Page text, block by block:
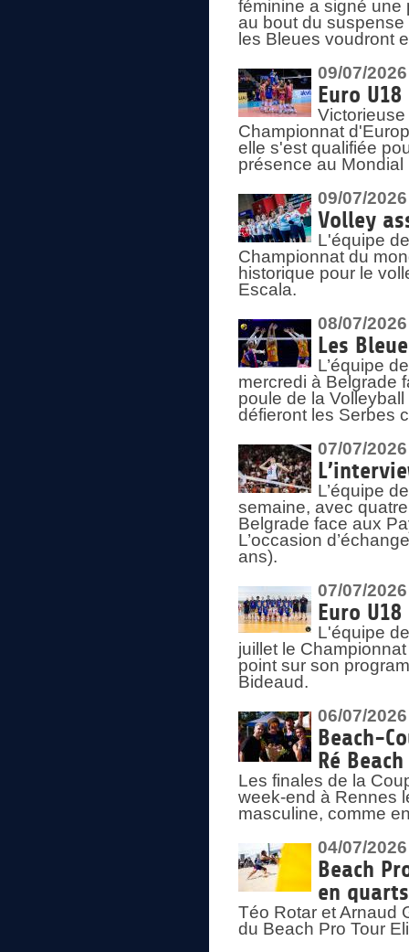
féminine a signé une
au bout du
les Bleues voudront
09/07/2026
Euro
Championnat
elle s'est qualifiée
présence au
09/07/2026
Volley
L'équipe
Championnat du
historique pour le
Escala.
08/07/2026
Les
L’équipe
mercredi à Belgrade
poule de la
défieront les Serbes
07/07/2026
L’équipe
semaine, avec
Belgrade face aux
L’occasion
ans).
07/07/2026
Euro
L'équipe
juillet le
point sur son
Bideaud.
06/07/2026
Beach-
Ré
Les finales de la
week-end à Rennes
masculine, comme
04/07/2026
Beach
en quarts
Téo Rotar et Arnaud
du Beach Pro Tour